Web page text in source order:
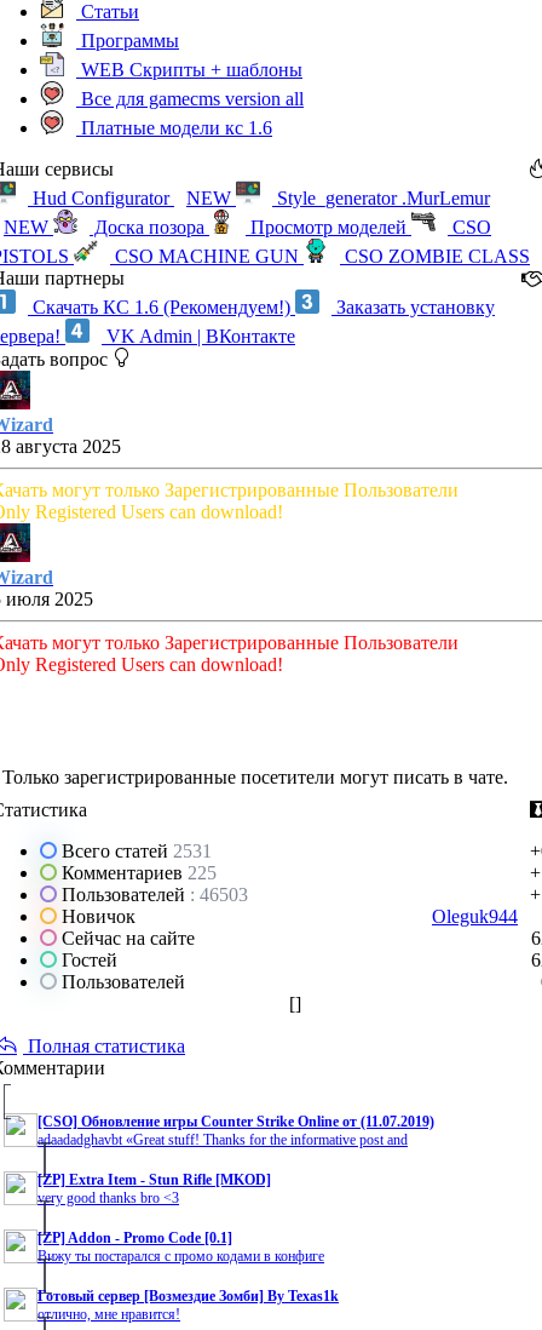
Статьи
Программы
WEB Скрипты + шаблоны
Все для gamecms version all
Платные модели кс 1.6
сервисы
Hud Configurator
NEW
Style_generator .MurLemur
NEW
Доска позора Просмотр моделей
CSO
CSO MACHINE GUN
CSO ZOMBIE CLASS
партнеры
Скачать КС 1.6 (Рекомендуем!)
Заказать установку
VK Admin | ВКонтакте
вопрос
августа 2025
могут только Зарегистрированные Пользователи
Registered Users can download!
июля 2025
могут только Зарегистрированные Пользователи
Registered Users can download!
Только зарегистрированные посетители могут писать в чате.
Всего статей 2531
Комментариев 225
Пользователей : 46503
Новичок
Oleguk944
Сейчас на сайте
Гостей
Пользователей
[]
Полная статистика
[CSO] Обновление игры Counter Strike Online от (11.07.2019)
adaadadghavbt «Great stuff! Thanks for the informative post and
[ZP] Extra Item - Stun Rifle [MKOD]
very good thanks bro <3
[ZP] Addon - Promo Code [0.1]
Вижу ты постарался с промо кодами в конфиге
Готовый сервер [Возмездие Зомби] By Texas1k
отлично, мне нравится!